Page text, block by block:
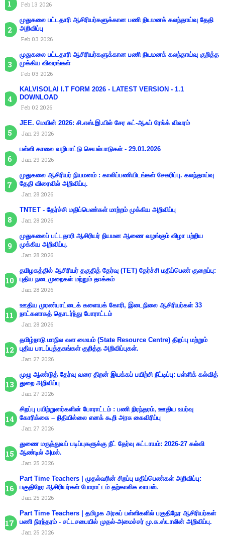
Feb 13 2026
முதுகலை பட்டதாரி ஆசிரியர்களுக்கான பணி நியமனக் கலந்தாய்வு தேதி
அறிவிப்பு
Feb 03 2026
முதுகலை பட்டதாரி ஆசிரியர்களுக்கான பணி நியமனக் கலந்தாய்வு குறித்த
முக்கிய விவரங்கள்
Feb 03 2026
KALVISOLAI I.T FORM 2026 - LATEST VERSION - 1.1
DOWNLOAD
Feb 02 2026
JEE. மெயின் 2026: சி.எஸ்.இ.யில் சேர கட்-ஆஃப் ரேங்க் விவரம்
Jan 29 2026
பள்ளி காலை வழிபாட்டு செயல்பாடுகள் - 29.01.2026
Jan 29 2026
முதுகலை ஆசிரியர் நியமனம் : காலிப்பணியிடங்கள் சேகரிப்பு. கலந்தாய்வு
தேதி விரைவில் அறிவிப்பு.
Jan 28 2026
TNTET - தேர்ச்சி மதிப்பெண்கள் மாற்றம் முக்கிய அறிவிப்பு
Jan 28 2026
முதுகலைப் பட்டதாரி ஆசிரியர் நியமன ஆணை வழங்கும் விழா பற்றிய
முக்கிய அறிவிப்பு.
Jan 28 2026
தமிழகத்தில் ஆசிரியர் தகுதித் தேர்வு (TET) தேர்ச்சி மதிப்பெண் குறைப்பு:
புதிய நடைமுறைகள் மற்றும் தாக்கம்
Jan 28 2026
ஊதிய முரண்பாட்டைக் களையக் கோரி, இடைநிலை ஆசிரியர்கள் 33
நாட்களாகத் தொடர்ந்து போராட்டம்
Jan 28 2026
தமிழ்நாடு மாநில வள மையம் (State Resource Centre) திறப்பு மற்றும்
புதிய பாடப்புத்தகங்கள் குறித்த அறிவிப்புகள்.
Jan 27 2026
முழு ஆண்டுத் தேர்வு வரை திறன் இயக்கப் பயிற்சி நீட்டிப்பு: பள்ளிக் கல்வித்
துறை அறிவிப்பு
Jan 27 2026
சிறப்பு பயிற்றுனர்களின் போராட்டம் : பணி நிரந்தரம், ஊதிய உயர்வு
கோரிக்கை – நிதியில்லை எனக் கூறி அரசு கைவிரிப்பு
Jan 27 2026
துணை மருத்துவப் படிப்புகளுக்கு நீட் தேர்வு கட்டாயம்: 2026-27 கல்வி
ஆண்டில் அமல்.
Jan 25 2026
Part Time Teachers | முதல்வரின் சிறப்பு மதிப்பெண்கள் அறிவிப்பு:
பகுதிநேர ஆசிரியர்கள் போராட்டம் தற்காலிக வாபஸ்.
Jan 25 2026
Part Time Teachers | தமிழக அரசுப் பள்ளிகளில் பகுதிநேர ஆசிரியர்கள்
பணி நிரந்தரம் - சட்டசபையில் முதல்-அமைச்சர் மு.க.ஸ்டாலின் அறிவிப்பு.
Jan 25 2026